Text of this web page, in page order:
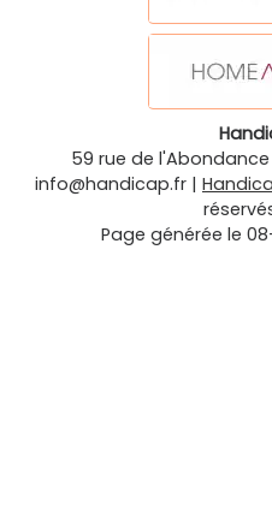
59 rue de l'Abondance
info@handicap.fr |
Page générée le